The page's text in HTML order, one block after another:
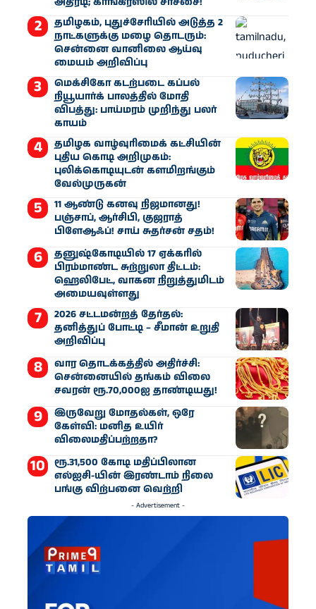
தமிழகம், புதுச்சேரியில் அடுத்த 2
நாட்களுக்கு மழை தொடரும்:
சென்னை வானிலை ஆய்வு
மையம் அறிவிப்பு
மெக்சிகோ கடற்படை கப்பல்
நியூயார்க் பாலத்தில் மோதி
விபத்து: பாய்மரம் முறிந்து பலர்
காயம்
தமிழக வாழ்வுரிமைக் கட்சியின்
புதிய கொடி அறிமுகம்:
புலிக்கொடியுடன் களமிறங்கும்
வேல்முருகன்
11 ஆண்டு கனவு நிஜமானது!
பஞ்சாப், ஆர்சிபி, குஜராத்
பிளேஆஃப்! சாய் சுதர்சன் சதம்!
தனுஷ்கோடியில் 17 ஏக்கரில்
பிரம்மாண்ட சுற்றுலா திட்டம்:
ஹெலிபேட், வாகன நிறுத்துமிடம்
அமையவுள்ளது
2026 சட்டமன்றத் தேர்தல்:
தனித்துப் போட்டி – சீமான் உறுதி
அறிவிப்பு
வார தொடக்கத்தில் அதிர்ச்சி:
சென்னையில் தங்கம் விலை
சவரன் ரூ.70,000ஐ தாண்டியது!
இருவேறு மோதல்கள், ஒரே
கேள்வி: மனித உயிர்
விலைமதிப்பற்றதா?
ரூ.31,500 கோடி மதிப்பிலான
எல்ஐசி-​யின் இரண்​டாம் நிலை
பங்கு விற்பனை வெற்றி
- Advertisement -